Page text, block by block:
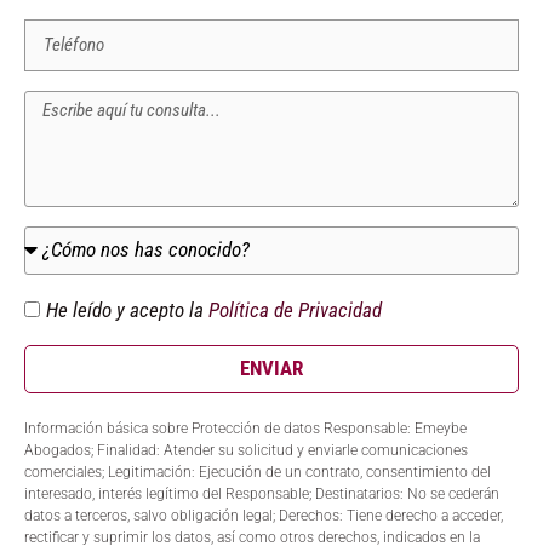
He leído y acepto la Política de Privacidad
ENVIAR
Información básica sobre Protección de datos Responsable: Emeybe
Abogados; Finalidad: Atender su solicitud y enviarle comunicaciones
comerciales; Legitimación: Ejecución de un contrato, consentimiento del
interesado, interés legítimo del Responsable; Destinatarios: No se cederán
datos a terceros, salvo obligación legal; Derechos: Tiene derecho a acceder,
rectificar y suprimir los datos, así como otros derechos, indicados en la